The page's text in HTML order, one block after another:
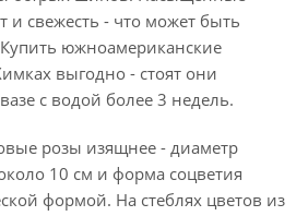
и свежесть - что может быть
южноамериканские
выгодно - стоят они
с водой более 3 недель.
розы изящнее - диаметр
10 см и форма соцветия
формой. На стеблях цветов из